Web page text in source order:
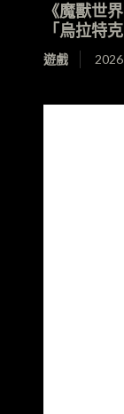
《魔獸世
「烏拉特
遊戲